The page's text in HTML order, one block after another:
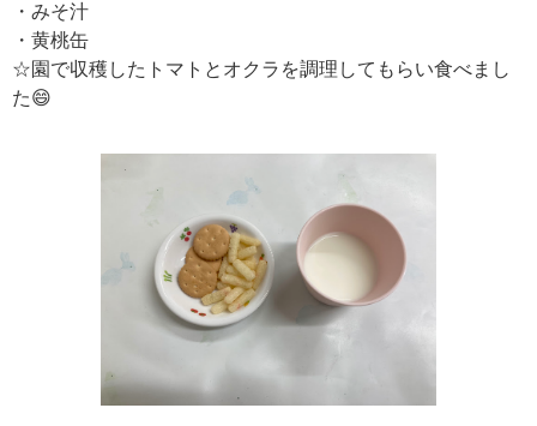
・みそ汁
・黄桃缶
☆園で収穫したトマトとオクラを調理してもらい食べまし
た😄